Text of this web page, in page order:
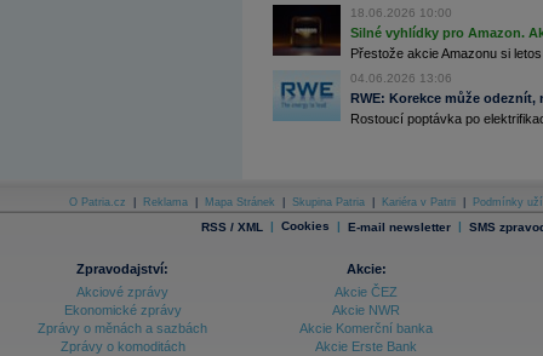
Databanka - Trh práce
Databanka - Úrokové sazby
Databanka - Veřejné rozpočty
18.06.2026 10:00
Silné vyhlídky pro Amazon.
Přestože akcie Amazonu si
04.06.2026 13:06
RWE: Korekce může
Rostoucí poptávka po
O Patria.cz Reklama Mapa Stránek Skupina Patria Kariéra v Patrii Podmínky
RSS / XML | Cookies | E-mail newsletter | SMS
Zpravodajství:
Akciové zprávy
Ekonomické zprávy
Zprávy o měnách a sazbách
Zprávy o komoditách
Akcie:
Akcie ČEZ
Akcie NWR
Akcie Komerční banka
Akcie Erste Bank